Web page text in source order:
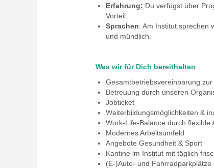
Erfahrung: Du verfügst über
Vorteil.
Sprachen: Am Institut sprechen
und mündlich.
Was wir für Dich bereithalten
Gesamtbetriebsvereinbarung
Betreuung durch unseren
Jobticket
Weiterbildungsmöglichkeiten &
Work-Life-Balance durch flexible
Modernes Arbeitsumfeld
Angebote Gesundheit & Sport
Kantine im Institut mit täglich
(E-)Auto- und Fahrradparkplätze